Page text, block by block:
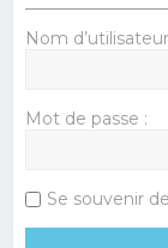
Nom
Mot de passe :
Se souvenir